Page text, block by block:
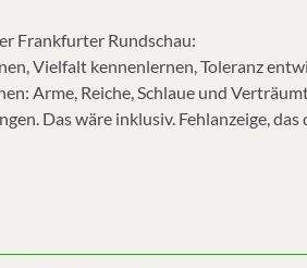
Frankfurter Rundschau:
Vielfalt kennenlernen, Toleranz
Arme, Reiche, Schlaue und
Das wäre inklusiv. Fehlanzeige,